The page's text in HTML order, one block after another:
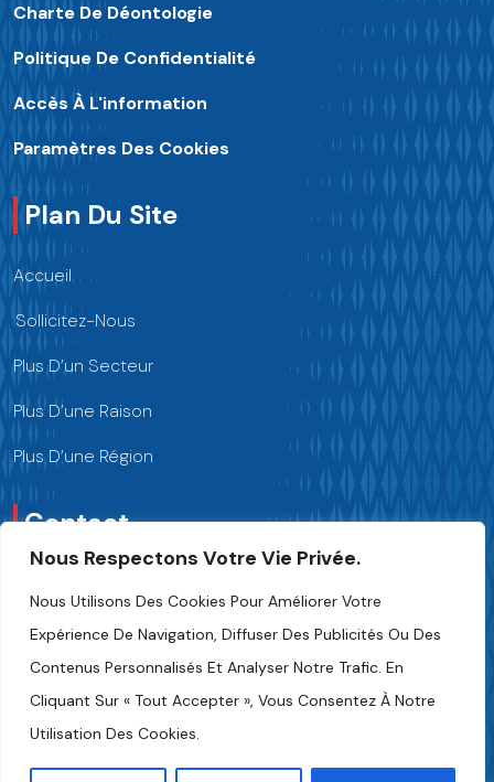
Nous Respectons Votre Vie Privée.
Nous Utilisons Des Cookies Pour Améliorer Votre
Expérience De Navigation, Diffuser Des Publicités Ou Des
Contenus Personnalisés Et Analyser Notre Trafic. En
Cliquant Sur « Tout Accepter », Vous Consentez À Notre
Utilisation Des Cookies.
Charte De Déontologie
Politique De Confidentialité
Accès À L'information
Paramètres Des Cookies
Plan Du Site
Accueil
Sollicitez-Nous
Plus D’un Secteur
Plus D’une Raison
Plus D’une Région
Contact
Nous Contacter
+216 70 241 500
Fipa.tunisia@fipa.tn
Rue Slah Eddine ELAMAMI, Tunis 1004